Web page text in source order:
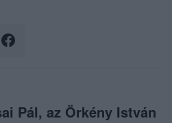
Pál, az Örkény István